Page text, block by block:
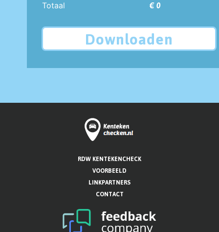
Totaal
€ 0
Downloaden
RDW KENTEKENCHECK
VOORBEELD
LINKPARTNERS
CONTACT